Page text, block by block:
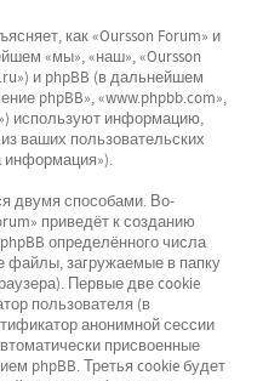
как «Oursson Forum» и
«мы», «наш», «Oursson
и phpBB (в дальнейшем
phpBB», «www.phpbb.com»,
используют информацию,
ваших пользовательских
информация»).
двумя способами. Во-
приведёт к созданию
определённого числа
файлы, загружаемые в папку
Первые две cookie
пользователя (в
анонимной сессии
присвоенные
phpBB. Третья cookie будет